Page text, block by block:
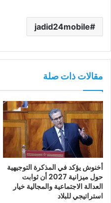
jadid24mobile
مقالات ذات صلة
أخنوش يؤكد في المذكرة التوجيهية
حول ميزانية 2027 أن ثوابت
العدالة الاجتماعية والمجالية خيار
استراتيجي للبلاد